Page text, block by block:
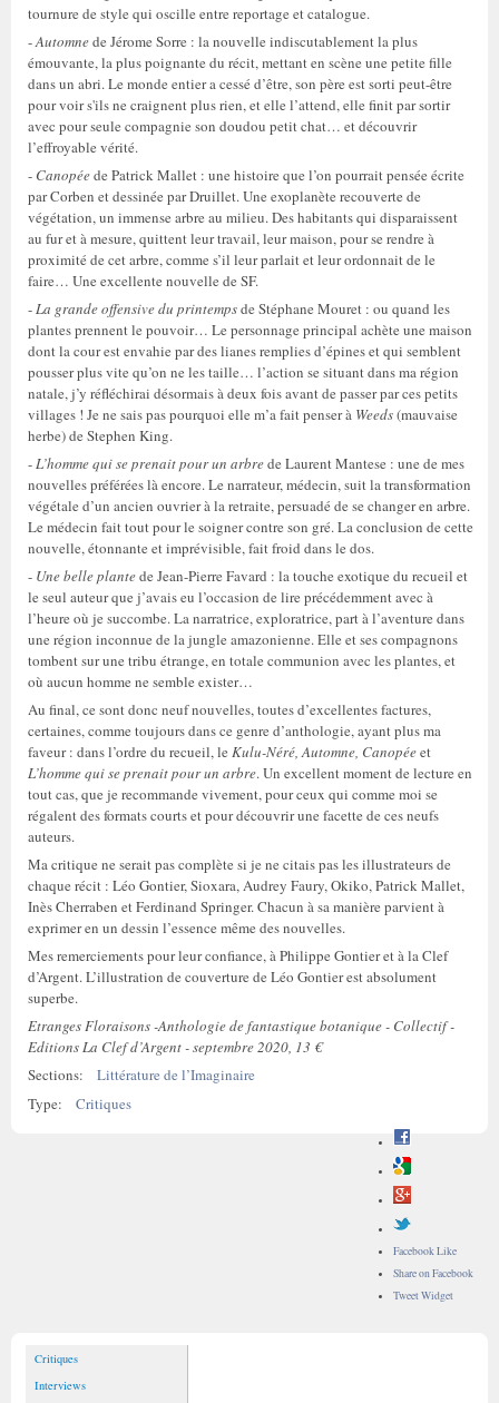
tournure de style qui oscille entre reportage et catalogue.
-Automnede Jérome Sorre : la nouvelle indiscutablement la plus
émouvante, la plus poignante du récit, mettant en scène une petite fille
dans un abri. Le monde entier a cessé d’être, son père est sorti peut-être
pour voir s'ils ne craignent plus rien, et elle l’attend, elle finit par sortir
avec pour seule compagnie son doudou petit chat… et découvrir
l’effroyable vérité.
- Canopéede Patrick Mallet : une histoire que l’on pourrait pensée écrite
par Corben et dessinée par Druillet. Une exoplanète recouverte de
végétation, un immense arbre au milieu. Des habitants qui disparaissent
au fur et à mesure, quittent leur travail, leur maison, pour se rendre à
proximité de cet arbre, comme s’il leur parlait et leur ordonnait de le
faire… Une excellente nouvelle de SF.
-La grande offensive du printempsde Stéphane Mouret : ou quand les
plantes prennent le pouvoir… Le personnage principal achète une maison
dont la cour est envahie par des lianes remplies d’épines et qui semblent
pousser plus vite qu’on ne les taille… l’action se situant dans ma région
natale, j’y réfléchirai désormais à deux fois avant de passer par ces petits
villages ! Je ne sais pas pourquoi elle m’a fait penser à Weeds(mauvaise
herbe) de Stephen King.
-L’homme qui se prenait pour un arbrede Laurent Mantese : une de mes
nouvelles préférées là encore. Le narrateur, médecin, suit la transformation
végétale d’un ancien ouvrier à la retraite, persuadé de se changer en arbre.
Le médecin fait tout pour le soigner contre son gré. La conclusion de cette
nouvelle, étonnante et imprévisible, fait froid dans le dos.
- Une belle plantede Jean-Pierre Favard : la touche exotique du recueil et
le seul auteur que j’avais eu l’occasion de lire précédemment avec à
l’heure où je succombe. La narratrice, exploratrice, part à l’aventure dans
une région inconnue de la jungle amazonienne. Elle et ses compagnons
tombent sur une tribu étrange, en totale communion avec les plantes, et
où aucun homme ne semble exister…
Au final, ce sont donc neuf nouvelles, toutes d’excellentes factures,
certaines, comme toujours dans ce genre d’anthologie, ayant plus ma
faveur : dans l’ordre du recueil, le Kulu-Néré, Automne, Canopéeet
L’homme qui se prenait pour un arbre. Un excellent moment de lecture en
tout cas, que je recommande vivement, pour ceux qui comme moi se
régalent des formats courts et pour découvrir une facette de ces neufs
auteurs.
Ma critique ne serait pas complète si je ne citais pas les illustrateurs de
chaque récit : Léo Gontier, Sioxara, Audrey Faury, Okiko, Patrick Mallet,
Inès Cherraben et Ferdinand Springer. Chacun à sa manière parvient à
exprimer en un dessin l’essence même des nouvelles.
Mes remerciements pour leur confiance, à Philippe Gontier et à la Clef
d’Argent. L’illustration de couverture de Léo Gontier est absolument
superbe.
Etranges Floraisons -Anthologie de fantastique botanique - Collectif -
Editions La Clef d’Argent - septembre 2020, 13 €
Sections:
Littérature de l’Imaginaire
Type:
Critiques
Facebook Like
Share on Facebook
Tweet Widget
Critiques
Interviews